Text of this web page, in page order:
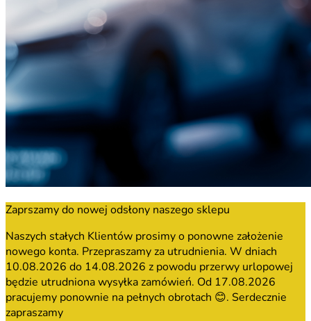
Zaprszamy do nowej odsłony naszego sklepu
Naszych stałych Klientów prosimy o ponowne założenie
nowego konta. Przepraszamy za utrudnienia. W dniach
10.08.2026 do 14.08.2026 z powodu przerwy urlopowej
będzie utrudniona wysyłka zamówień. Od 17.08.2026
pracujemy ponownie na pełnych obrotach 😊. Serdecznie
zapraszamy